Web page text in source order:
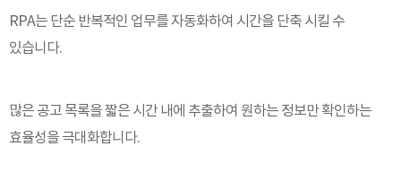
RPA는 단순 반복적인 업무를 자동화하여 시간을 단축 시킬 수
있습니다.
많은 공고 목록을 짧은 시간 내에 추출하여 원하는 정보만 확인하는
효율성을 극대화합니다.